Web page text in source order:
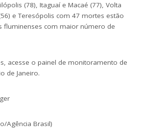
(78), Itaguaí e Macaé (77), Volta
e Teresópolis com 47 mortes estão
fluminenses com maior número de
acesse o painel de monitoramento de
de Janeiro.
Agência Brasil)